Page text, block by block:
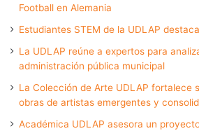
Football en Alemania
Estudiantes STEM de la UDLAP
La UDLAP reúne a expertos para
administración pública municipal
La Colección de Arte UDLAP fortalece
obras de artistas emergentes y
Académica UDLAP asesora un